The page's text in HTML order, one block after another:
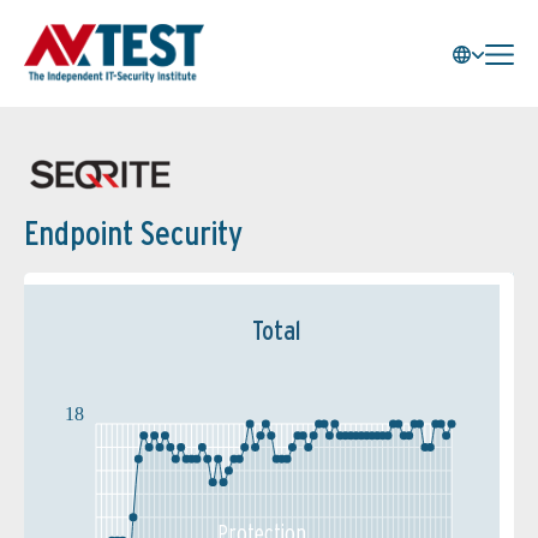
Endpoint Security
Total
18